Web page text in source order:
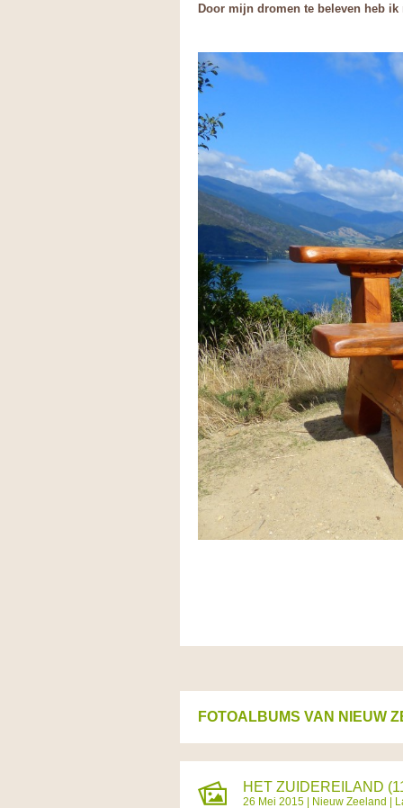
Door mijn dromen te beleven heb
FOTOALBUMS VAN NIEUW
HET ZUIDEREILAND
26 Mei 2015 | Nieuw Zeeland |